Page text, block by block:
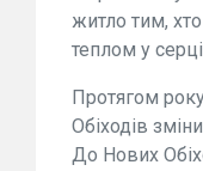
житло тим,
теплом у
Протягом
Обіходів
До Нових